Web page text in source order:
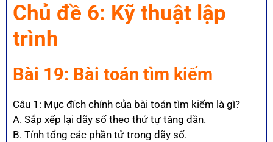
Chủ đề 6: Kỹ thuật lập
trình
Bài 19: Bài toán tìm kiếm
Câu 1: Mục đích chính của bài toán tìm kiếm là gì?
A. Sắp xếp lại dãy số theo thứ tự tăng dần.
B. Tính tổng các phần tử trong dãy số.